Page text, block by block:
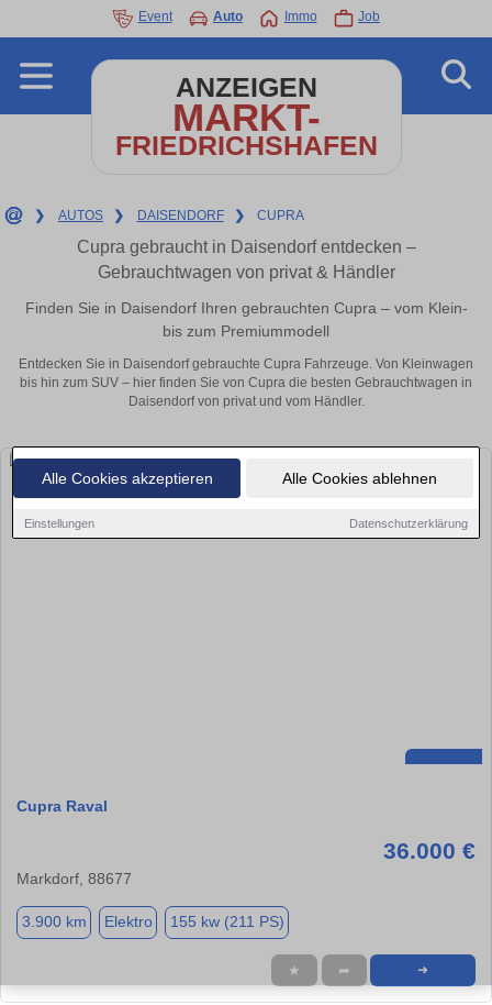
Alle Cookies akzeptieren Alle Cookies ablehnen
Einstellungen Datenschutzerklärung
Event Auto Immo Job
ANZEIGEN
MARKT-
FRIEDRICHSHAFEN
❯ AUTOS ❯ DAISENDORF ❯ CUPRA
Cupra gebraucht in Daisendorf entdecken –
Gebrauchtwagen von privat & Händler
Finden Sie in Daisendorf Ihren gebrauchten Cupra – vom Klein-
bis zum Premiummodell
Entdecken Sie in Daisendorf gebrauchte Cupra Fahrzeuge. Von Kleinwagen
bis hin zum SUV – hier finden Sie von Cupra die besten Gebrauchtwagen in
Daisendorf von privat und vom Händler.
Cupra Raval
36.000 €
Markdorf, 88677
3.900 km Elektro 155 kw (211 PS)
★ ➦ ➜